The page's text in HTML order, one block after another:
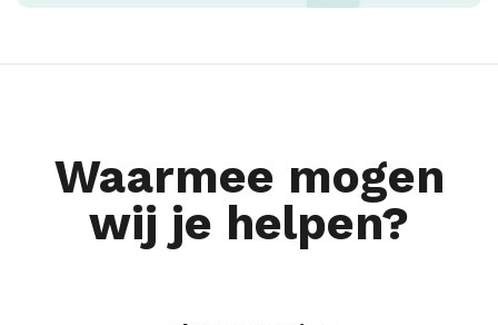
Waarmee mogen
wij je helpen?